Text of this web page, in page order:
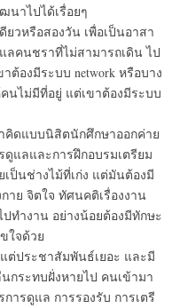
นาไปได้เรื่อยๆ
ยวหรือสองวัน เพื่อเป็นอาสา
ลคนชราที่ไม่สามารถเดิน ไป
องมีระบบ network หรือบาง
นไม่มีที่อยู่ แต่เขาต้องมีระบบ
คิดแบบนิสิตนักศึกษาออกค่าย
แลและการฝึกอบรมเตรียม
ป็นช่างไม้ที่เก่ง แต่มันต้องมี
าย จิตใจ ทัศนคติเรื่องงาน
ทำงาน อย่างน้อยต้องมีทักษะ
ใจด้วย
แต่ประชาสัมพันธ์เยอะ และมี
กระทบฝั่งหายไป คนเข้ามา
ารดูแล การรองรับ การเตรี